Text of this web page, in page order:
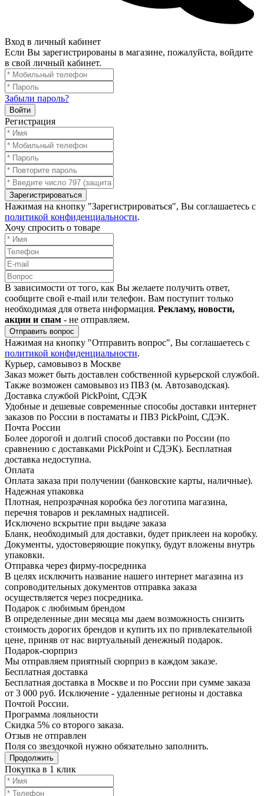
Вход в личный кабинет
Если Вы зарегистрированы в магазине, пожалуйста, войдите
в свой личный кабинет.
Забыли пароль?
Войти
Регистрация
Зарегистрироваться
Нажимая на кнопку "Зарегистрироваться", Вы соглашаетесь с
политикой конфиденциальности.
Хочу спросить о товаре
В зависимости от того, как Вы желаете получить ответ,
сообщите свой e-mail или телефон. Вам поступит только
необходимая для ответа информация. Рекламу, новости,
акции и спам - не отправляем.
Отправить вопрос
Нажимая на кнопку "Отправить вопрос", Вы соглашаетесь с
политикой конфиденциальности.
Курьер, самовывоз в Москве
Заказ может быть доставлен собственной курьерской службой.
Также возможен самовывоз из ПВЗ (м. Автозаводская).
Доставка службой PickPoint, СДЭК
Удобные и дешевые современные способы доставки интернет
заказов по России в постаматы и ПВЗ PickPoint, СДЭК.
Почта России
Более дорогой и долгий способ доставки по России (по
сравнению с доставками PickPoint и СДЭК). Бесплатная
доставка недоступна.
Оплата
Оплата заказа при получении (банковские карты, наличные).
Надежная упаковка
Плотная, непрозрачная коробка без логотипа магазина,
перечня товаров и рекламных надписей.
Исключено вскрытие при выдаче заказа
Бланк, необходимый для доставки, будет приклеен на коробку.
Документы, удостоверяющие покупку, будут вложены внутрь
упаковки.
Отправка через фирму-посредника
В целях исключить название нашего интернет магазина из
сопроводительных документов отправка заказа
осуществляется через посредника.
Подарок с любимым брендом
В определенные дни месяца мы даем возможность снизить
стоимость дорогих брендов и купить их по привлекательной
цене, приняв от нас виртуальный денежный подарок.
Подарoк-сюрприз
Мы отправляем приятный сюрприз в каждом заказе.
Бесплатная доставка
Бесплатная доставка в Москве и по России при сумме заказа
от 3 000 руб. Исключение - удаленные регионы и доставка
Почтой России.
Программа лояльности
Скидка 5% со второго заказа.
Отзыв не отправлен
Поля со звездочкой нужно обязательно заполнить.
Продолжить
Покупка в 1 клик